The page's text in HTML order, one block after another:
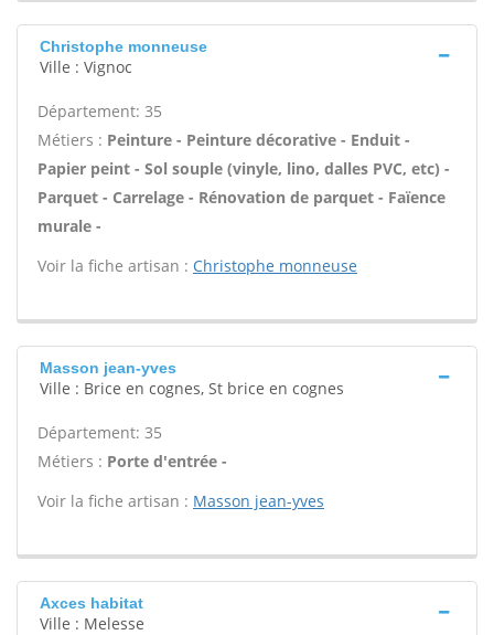
Christophe monneuse
Ville : Vignoc
Département: 35
Métiers : Peinture - Peinture décorative - Enduit -
Papier peint - Sol souple (vinyle, lino, dalles PVC, etc) -
Parquet - Carrelage - Rénovation de parquet - Faïence
murale -
Voir la fiche artisan : Christophe monneuse
Masson jean-yves
Ville : Brice en cognes, St brice en cognes
Département: 35
Métiers : Porte d'entrée -
Voir la fiche artisan : Masson jean-yves
Axces habitat
Ville : Melesse